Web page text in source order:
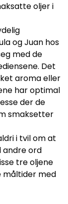
oljer i
og Juan hos
med de
Det
aroma eller
har optimal
der de
smaksetter
i tvil om at
andre ord
tre oljene
med